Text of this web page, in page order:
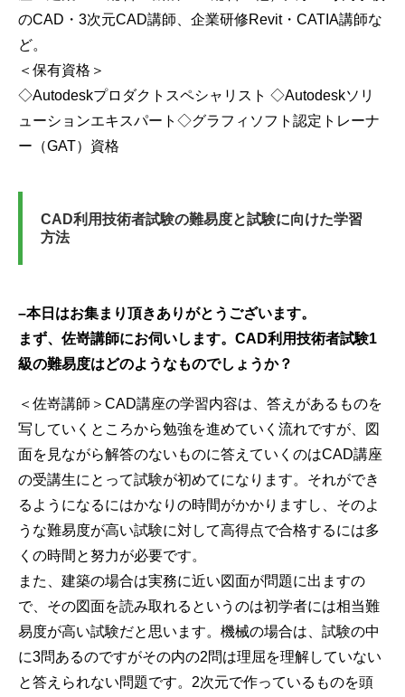
のCAD・3次元CAD講師、企業研修Revit・CATIA講師な
ど。
＜保有資格＞
◇Autodeskプロダクトスペシャリスト ◇Autodeskソリ
ューションエキスパート◇グラフィソフト認定トレーナ
ー（GAT）資格
CAD利用技術者試験の難易度と試験に向けた学習
方法
–本日はお集まり頂きありがとうございます。
まず、佐嵜講師にお伺いします。CAD利用技術者試験1
級の難易度はどのようなものでしょうか？
＜佐嵜講師＞CAD講座の学習内容は、答えがあるものを
写していくところから勉強を進めていく流れですが、図
面を見ながら解答のないものに答えていくのはCAD講座
の受講生にとって試験が初めてになります。それができ
るようになるにはかなりの時間がかかりますし、そのよ
うな難易度が高い試験に対して高得点で合格するには多
くの時間と努力が必要です。
また、建築の場合は実務に近い図面が問題に出ますの
で、その図面を読み取れるというのは初学者には相当難
易度が高い試験だと思います。機械の場合は、試験の中
に3問あるのですがその内の2問は理屈を理解していない
と答えられない問題です。2次元で作っているものを頭